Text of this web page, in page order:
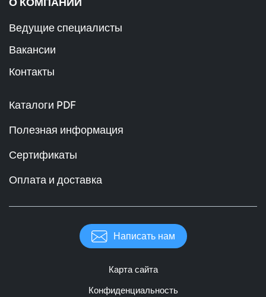
Ведущие специалисты
Вакансии
Контакты
Каталоги PDF
Полезная информация
Сертификаты
Оплата и доставка
Написать нам
Карта сайта
Конфиденциальность